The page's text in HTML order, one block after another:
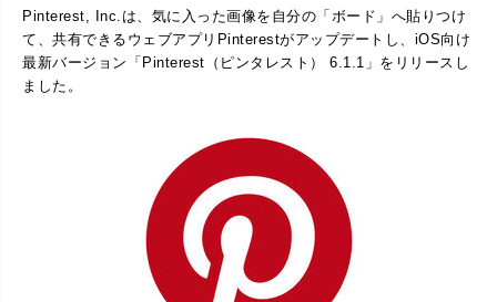
Pinterest, Inc.は、気に入った画像を自分の「ボード」へ貼りつけ
て、共有できるウェブアプリPinterestがアップデートし、iOS向け
最新バージョン「Pinterest（ピンタレスト） 6.1.1」をリリースし
ました。